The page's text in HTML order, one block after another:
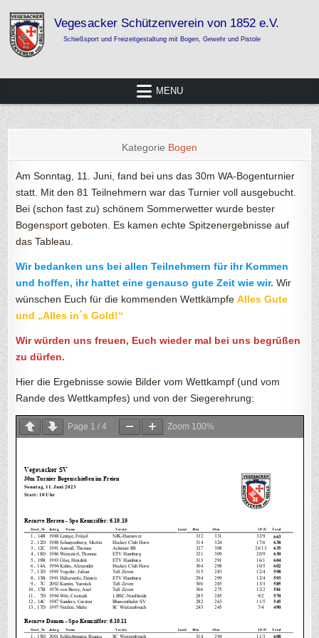
content
Vegesacker Schützenverein von 1852
e.V.
MENU
Kategorie Bogen
Am Sonntag, 11. Juni, fand bei uns das 30m WA-Bogenturnier
statt. Mit den 81 Teilnehmern war das Turnier voll ausgebucht.
Bei (schon fast zu) schönem Sommerwetter wurde bester
Bogensport geboten. Es kamen echte Spitzenergebnisse auf
das Tableau.
Wir bedanken uns bei allen Teilnehmern für ihr Kommen
und hoffen, ihr hattet eine genauso gute Zeit wie wir. Wir
wünschen Euch für die kommenden WettkämpfeAlles Gute
und „Alles in´s Gold!“
Wir würden uns freuen, Euch wieder mal bei uns begrüßen
zu dürfen.
Hier die Ergebnisse sowie Bilder vom Wettkampf (und vom
Rande des Wettkampfes) und von der Siegerehrung:
Page 1 /4 Zoom 100%